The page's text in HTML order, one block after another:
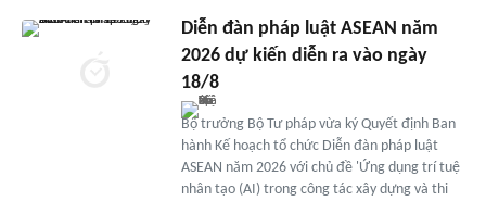
Diễn đàn pháp luật ASEAN năm
2026 dự kiến diễn ra vào ngày
18/8
Bộ trưởng Bộ Tư pháp vừa ký Quyết định Ban
hành Kế hoạch tổ chức Diễn đàn pháp luật
ASEAN năm 2026 với chủ đề 'Ứng dụng trí tuệ
nhân tạo (AI) trong công tác xây dựng và thi